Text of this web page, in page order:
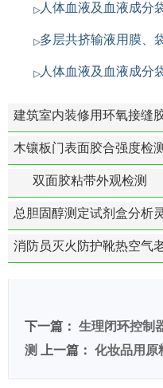
人体血液及血液成分
多层共挤输液用膜、
人体血液及血液成分
建筑室内装修用环氧接缝
苯含量检测
木镶板门表面胶合强度检测
双面胶粘带外观检测
总胆固醇测定试剂盒分析灵
敏度检测
消防员灭火防护靴热空气
下一篇： 生理闭环控制
测
上一篇： 化妆品用原